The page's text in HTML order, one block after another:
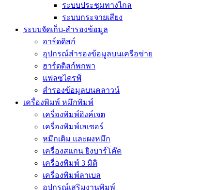
ระบบประชุมทางไกล
ระบบกระจายเสียง
ระบบจัดเก็บ-สำรองข้อมูล
ฮาร์ดดิสก์
อุปกรณ์สำรองข้อมูลบนเครือข่าย
ฮาร์ดดิสก์พกพา
แฟลซไดรฟ์
สำรองข้อมูลบนคลาวน์
เครื่องพิมพ์ หมึกพิมพ์
เครื่องพิมพ์อิงค์เจต
เครื่องพิมพ์เลเซอร์
หมึกเติม และผงหมึก
เครื่องสแกน ยิงบาร์โค๊ด
เครื่องพิมพ์ 3 มิติ
เครื่องพิมพ์ลาเบล
อุปกรณ์เสริมงานพิมพ์